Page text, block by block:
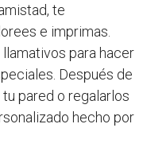
te
e imprimas.
para hacer
Después de
pared o regalarlos
hecho por